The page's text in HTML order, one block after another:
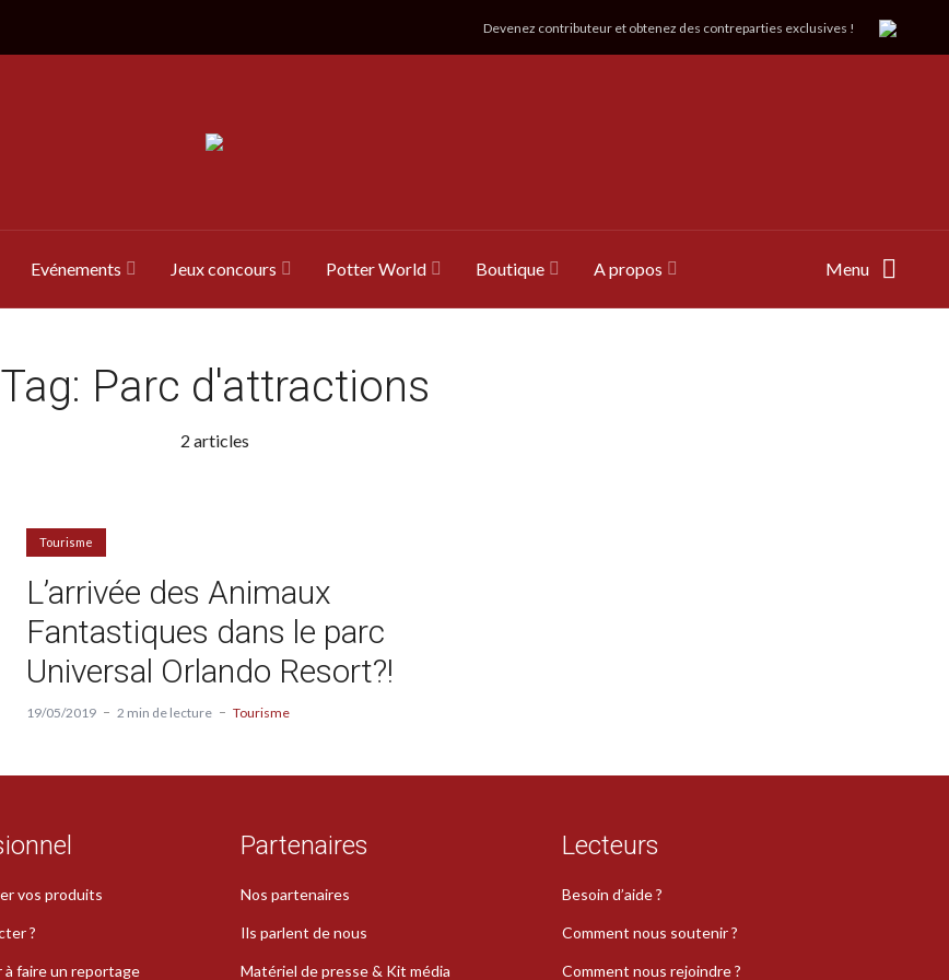
Devenez contributeur et obtenez des contreparties exclusives !
Evénements Jeux concours Potter World Boutique A propos Menu
Tag: Parc d'attractions
2 articles
Tourisme
L’arrivée des Animaux
Fantastiques dans le parc
Universal Orlando Resort?!
19/05/2019 2 min de lecture Tourisme
vos produits
?
à faire un reportage
Partenaires
Nos partenaires
Ils parlent de nous
Matériel de presse & Kit média
Lecteurs
Besoin d’aide ?
Comment nous soutenir ?
Comment nous rejoindre ?